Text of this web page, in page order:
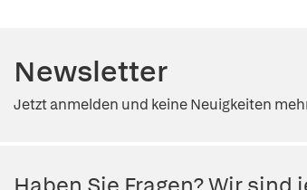
Newsletter
Jetzt anmelden und keine Neuigkeiten